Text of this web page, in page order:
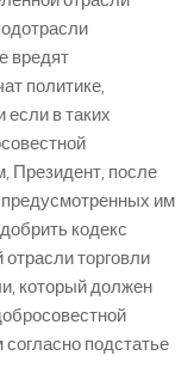
вредят
политике,
в таких
Президент, после
им
кодекс
торговли
который должен
подстатье